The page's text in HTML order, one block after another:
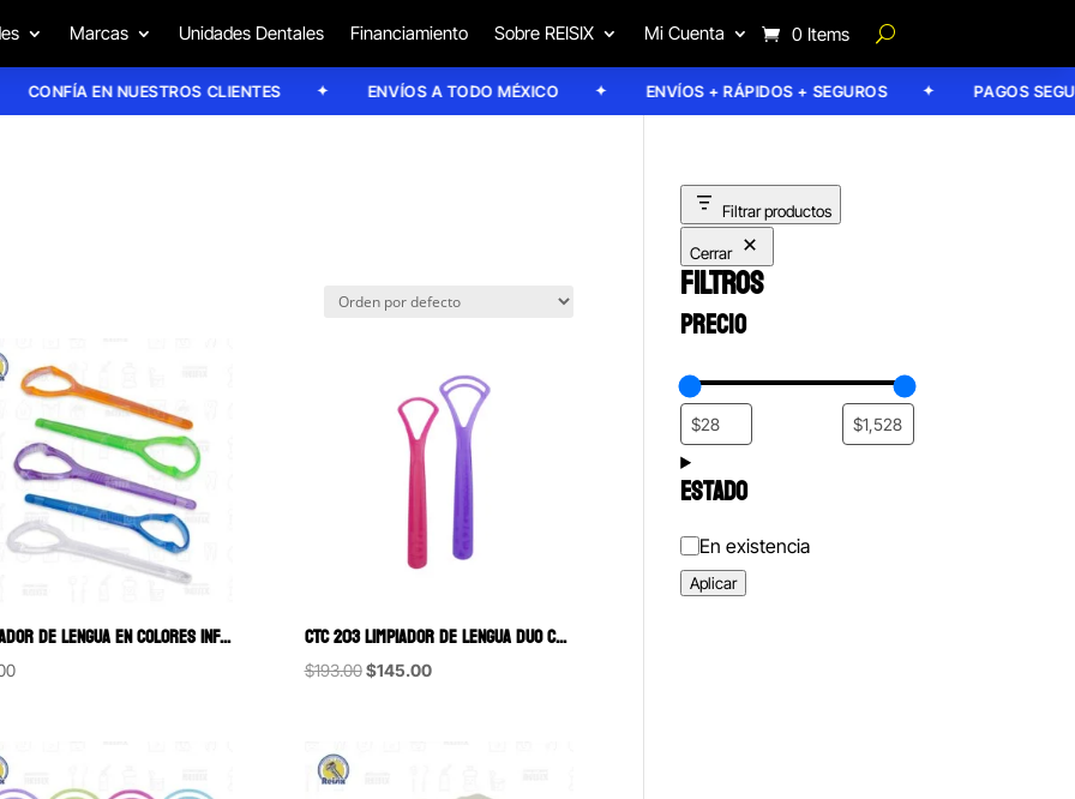
Marcas Unidades Dentales Financiamiento Sobre REISIX Mi Cuenta 0 Items
CONFÍA EN NUESTROS CLIENTES ENVÍOS A TODO MÉXICO ENVÍOS + RÁPIDOS + SEGUROS PAGOS SEGUROS
LIMPIADOR DE LENGUA EN COLORES INFANTIL CTC 203 LIMPIADOR DE LENGUA DUO CURAPROX
$193.00 Original
$145.00Current
Filtrar productos
Cerrar
FILTROS
PRECIO
ESTADO
Estado
En existencia
Aplicar